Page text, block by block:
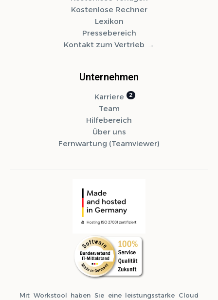
Kostenlose Rechner
Lexikon
Pressebereich
Kontakt zum Vertrieb
Unternehmen
Karriere
Team
Hilfebereich
Über uns
Fernwartung (Teamviewer)
Mit Workstool haben Sie eine leistungsstarke Cloud